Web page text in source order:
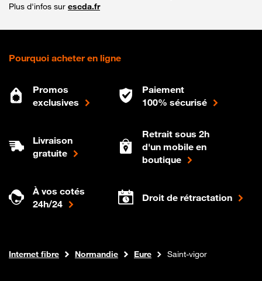
Plus d'infos sur escda.fr
Pourquoi acheter en ligne
Promos
exclusives
Paiement
100% sécurisé
Livraison
gratuite
Retrait sous 2h
d'un mobile en
boutique
À vos cotés
24h/24
Droit de rétractation
Boutique Orange
Internet fibre Normandie Eure Saint-vigor